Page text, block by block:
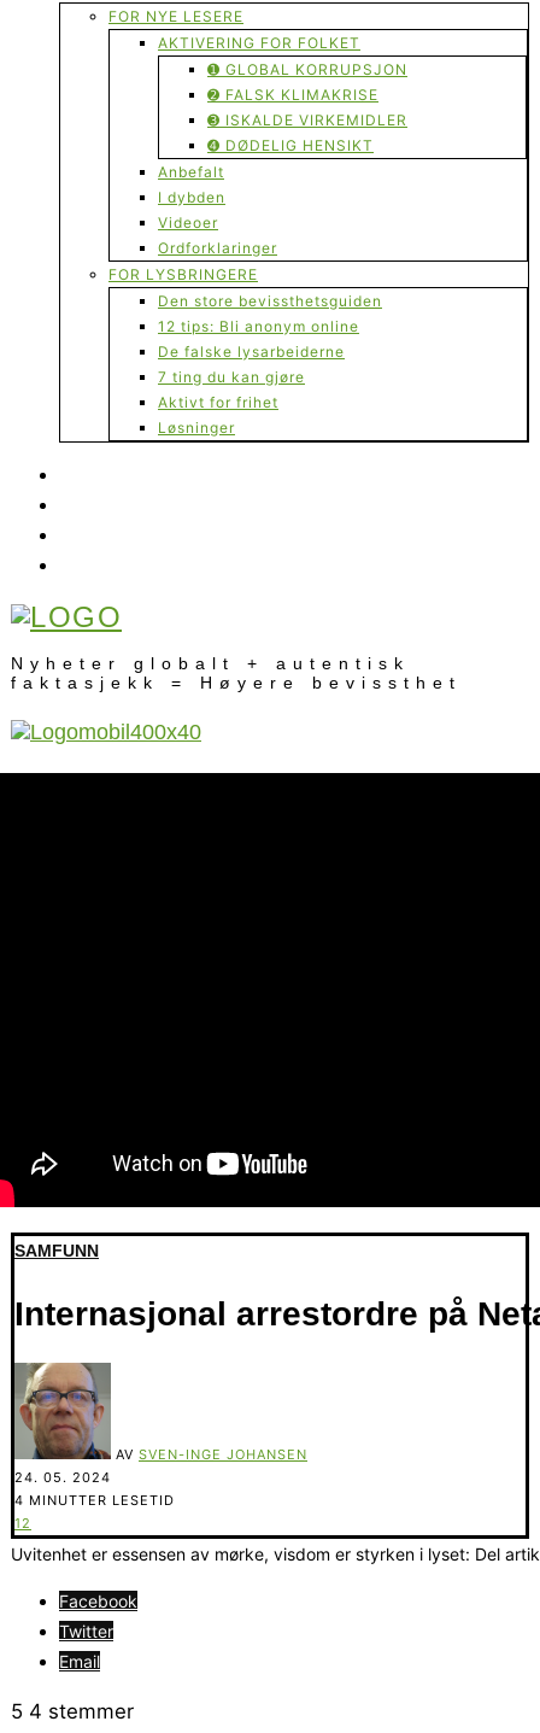
FOR NYE LESERE
AKTIVERING FOR FOLKET
➊ GLOBAL KORRUPSJON
➋ FALSK KLIMAKRISE
➌ ISKALDE VIRKEMIDLER
➍ DØDELIG HENSIKT
Anbefalt
I dybden
Videoer
Ordforklaringer
FOR LYSBRINGERE
Den store bevissthetsguiden
12 tips: Bli anonym online
De falske lysarbeiderne
7 ting du kan gjøre
Aktivt for frihet
Løsninger
Nyheter globalt + autentisk
faktasjekk = Høyere bevissthet
SAMFUNN
Internasjonal arrestordre på
AV SVEN-INGE JOHANSEN
24. 05. 2024
4 MINUTTER LESETID
12
Uvitenhet er essensen av mørke, visdom er styrken i lyset: Del
Facebook
Twitter
Email
5 4 stemmer